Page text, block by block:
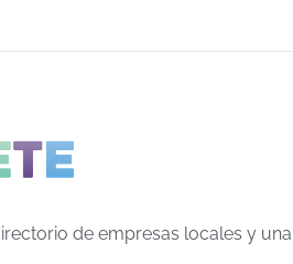
de empresas locales y